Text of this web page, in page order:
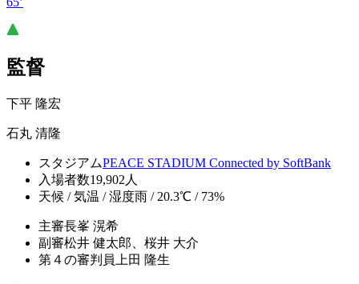
監督
下平 隆宏
石丸 清隆
スタジアムPEACE STADIUM Connected by SoftBank
入場者数19,902人
天候 / 気温 / 湿度雨 / 20.3℃ / 73%
主審長峯 滉希
副審松井 健太郎、桜井 大介
第４の審判員 上田 隆生